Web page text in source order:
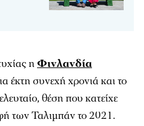
ηΦινλανδία
έκτη συνεχή χρονιά και το
θέση που κατείχε
των Ταλιμπάν το 2021.